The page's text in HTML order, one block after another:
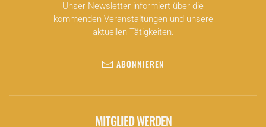
Unser Newsletter informiert über die
kommenden Veranstaltungen und unsere
aktuellen Tätigkeiten.
ABONNIEREN
MITGLIED WERDEN